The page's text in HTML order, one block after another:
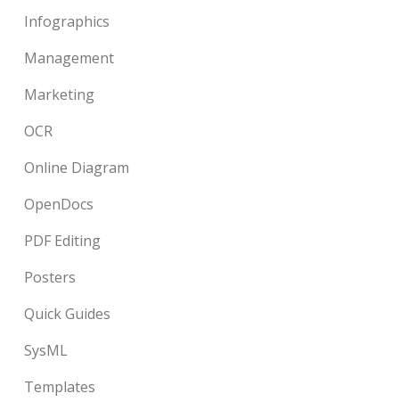
Infographics
Management
Marketing
OCR
Online Diagram
OpenDocs
PDF Editing
Posters
Quick Guides
SysML
Templates